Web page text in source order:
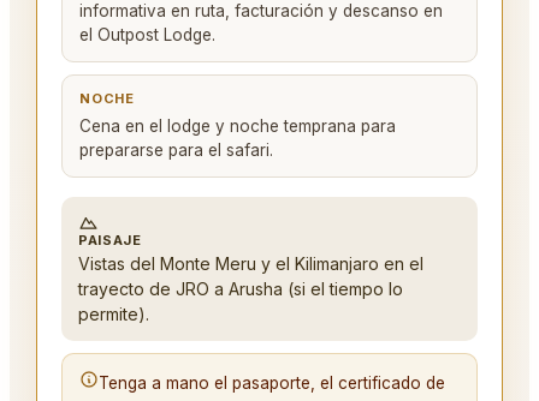
informativa en ruta, facturación y descanso en
el Outpost Lodge.
NOCHE
Cena en el lodge y noche temprana para
prepararse para el safari.
PAISAJE
Vistas del Monte Meru y el Kilimanjaro en el
trayecto de JRO a Arusha (si el tiempo lo
permite).
Tenga a mano el pasaporte, el certificado de